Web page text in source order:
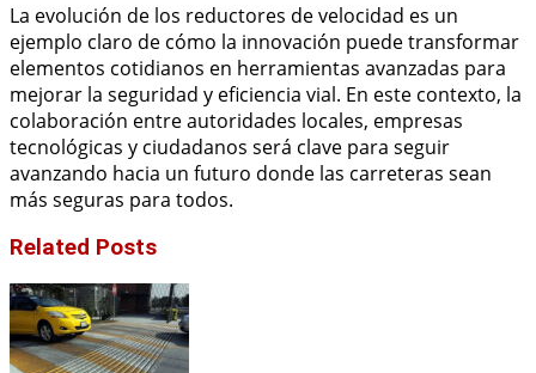
La evolución de los reductores de velocidad es un
ejemplo claro de cómo la innovación puede transformar
elementos cotidianos en herramientas avanzadas para
mejorar la seguridad y eficiencia vial. En este contexto, la
colaboración entre autoridades locales, empresas
tecnológicas y ciudadanos será clave para seguir
avanzando hacia un futuro donde las carreteras sean
más seguras para todos.
Related Posts